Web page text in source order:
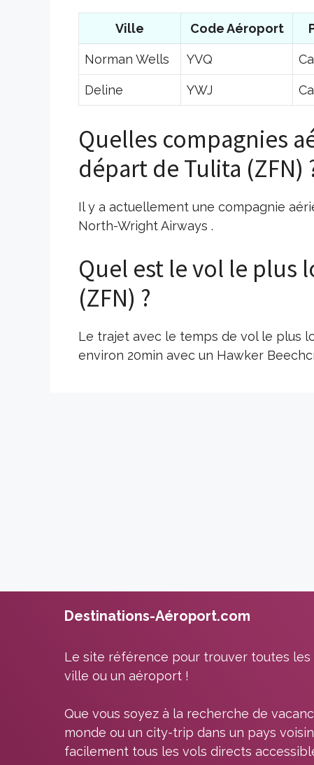
Ville Code Aéroport
Norman Wells YVQ
Deline YWJ
Quelles compagnies
départ de Tulita (ZFN)
Il y a actuellement une compagnie
North-Wright Airways .
Quel est le vol le plus
(ZFN) ?
Le trajet avec le temps de vol le plus
environ 20min avec un Hawker
Destinations-Aéroport.com
Le site référence pour trouver toutes les
ville ou un aéroport !
Que vous soyez à la recherche de
monde ou un city-trip dans un pays
facilement tous les vols directs